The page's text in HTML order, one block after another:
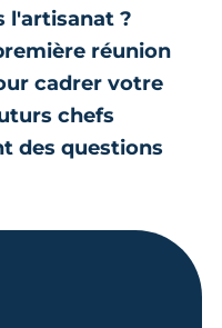
l'artisanat ?
réunion
cadrer votre
chefs
des questions